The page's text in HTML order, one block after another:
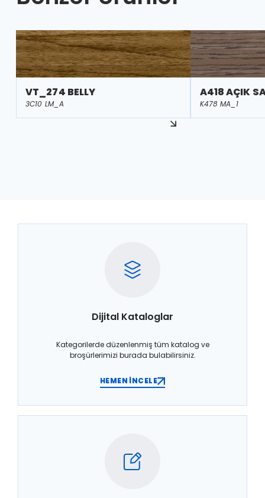
VT_274 BELLY
3C10 LM_A
A418 AÇIK
K478 MA_1
Dijital Kataloglar
Kategorilerde düzenlenmiş tüm katalog ve
broşürlerimizi burada bulabilirsiniz.
HEMEN İNCELE